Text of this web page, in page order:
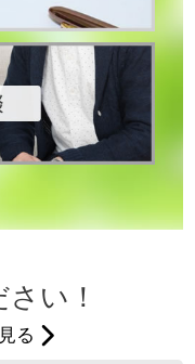
い！
る